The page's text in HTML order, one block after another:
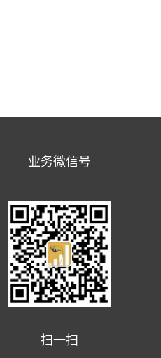
业务微信号
扫一扫